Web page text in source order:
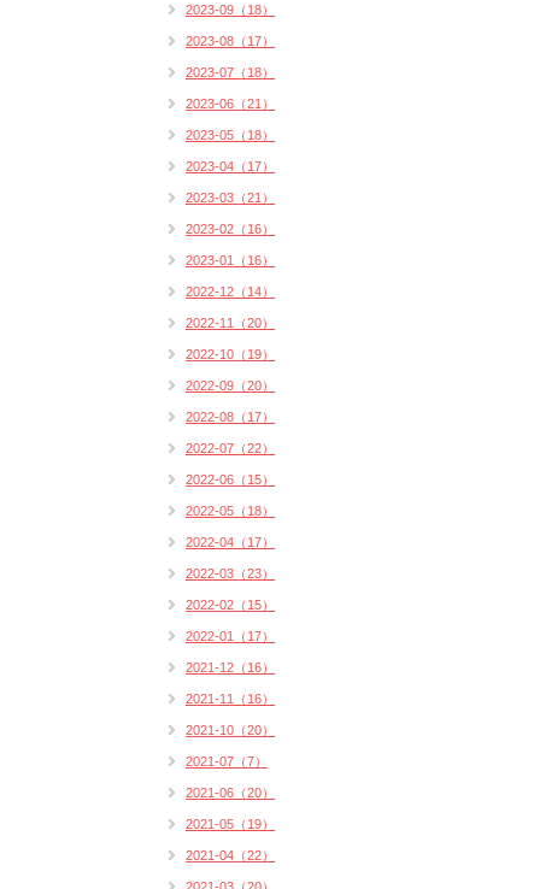
2023-09（18）
2023-08（17）
2023-07（18）
2023-06（21）
2023-05（18）
2023-04（17）
2023-03（21）
2023-02（16）
2023-01（16）
2022-12（14）
2022-11（20）
2022-10（19）
2022-09（20）
2022-08（17）
2022-07（22）
2022-06（15）
2022-05（18）
2022-04（17）
2022-03（23）
2022-02（15）
2022-01（17）
2021-12（16）
2021-11（16）
2021-10（20）
2021-07（7）
2021-06（20）
2021-05（19）
2021-04（22）